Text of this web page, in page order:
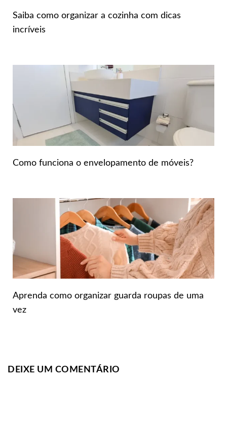
Saiba como organizar a cozinha com dicas
incríveis
Como funciona o envelopamento de móveis?
Aprenda como organizar guarda roupas de uma
vez
DEIXE UM COMENTÁRIO